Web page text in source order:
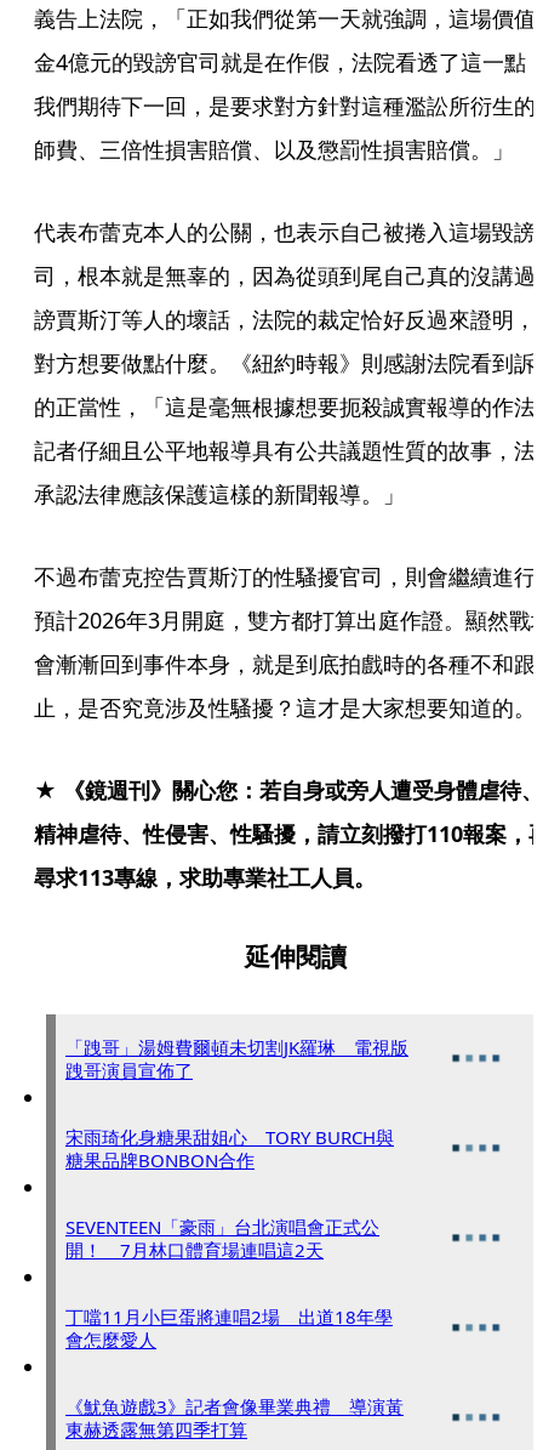
義告上法院，「正如我們從第一天就強調，這場價值
金4億元的毀謗官司就是在作假，法院看透了這一點
我們期待下一回，是要求對方針對這種濫訟所衍生的
師費、三倍性損害賠償、以及懲罰性損害賠償。」
代表布蕾克本人的公關，也表示自己被捲入這場毀謗
司，根本就是無辜的，因為從頭到尾自己真的沒講過
謗賈斯汀等人的壞話，法院的裁定恰好反過來證明，
對方想要做點什麼。《紐約時報》則感謝法院看到訴
的正當性，「這是毫無根據想要扼殺誠實報導的作法
記者仔細且公平地報導具有公共議題性質的故事，法
承認法律應該保護這樣的新聞報導。」
不過布蕾克控告賈斯汀的性騷擾官司，則會繼續進行
預計2026年3月開庭，雙方都打算出庭作證。顯然戰
會漸漸回到事件本身，就是到底拍戲時的各種不和跟
止，是否究竟涉及性騷擾？這才是大家想要知道的。
★ 《鏡週刊》關心您：若自身或旁人遭受身體虐待、
精神虐待、性侵害、性騷擾，請立刻撥打110報案，
尋求113專線，求助專業社工人員。
延伸閱讀
「跩哥」湯姆費爾頓未切割JK羅琳 電視版
跩哥演員宣佈了
宋雨琦化身糖果甜姐心 TORY BURCH與
糖果品牌BONBON合作
SEVENTEEN「豪雨」台北演唱會正式公
開！ 7月林口體育場連唱這2天
丁噹11月小巨蛋將連唱2場 出道18年學
會怎麼愛人
《魷魚遊戲3》記者會像畢業典禮 導演黃
東赫透露無第四季打算